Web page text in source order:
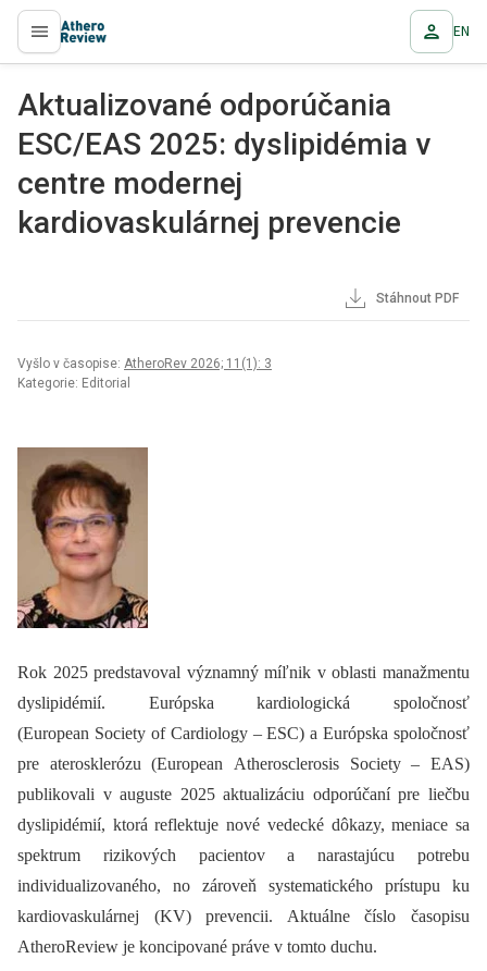
proLékaře.cz EN
Aktualizované odporúčania
ESC/EAS 2025: dyslipidémia v
centre modernej
kardiovaskulárnej prevencie
Stáhnout PDF
Vyšlo v časopise: AtheroRev 2026; 11(1): 3
Kategorie: Editorial
Rok 2025 predstavoval významný míľnik v oblasti manažmentu
dyslipidémií. Európska kardiologická spoločnosť
(European Society of Cardiology –⁠ ESC) a Európska spoločnosť
pre aterosklerózu (European Atherosclerosis Society –⁠ EAS)
publikovali v auguste 2025 aktualizáciu odporúčaní pre liečbu
dyslipidémií, ktorá reflektuje nové vedecké dôkazy, meniace sa
spektrum rizikových pacientov a narastajúcu potrebu
individualizovaného, no zároveň systematického prístupu ku
kardiovaskulárnej (KV) prevencii. Aktuálne číslo časopisu
AtheroReview je koncipované práve v tomto duchu.